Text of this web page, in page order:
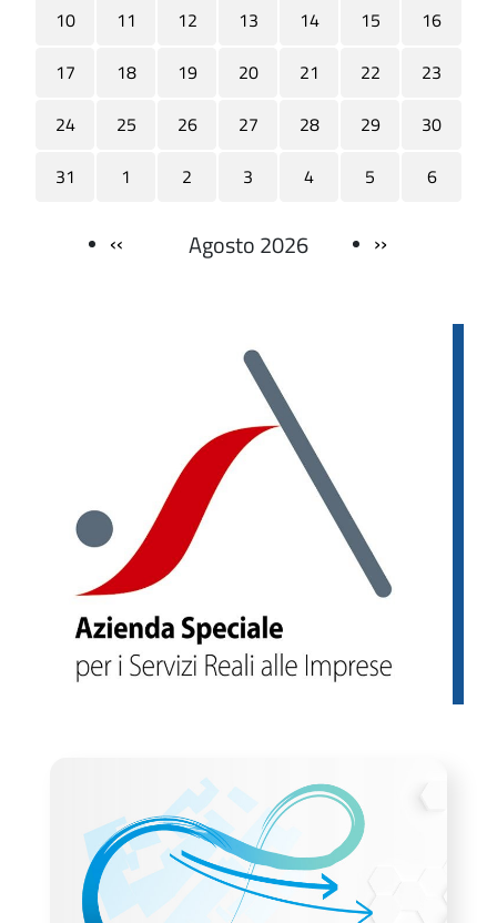
10
11 12 13 14 15
16
17
18 19 20 21 22
23
24
25 26 27 28 29
30
31
1 2 3 4 5 6
Paginazione
‹‹ ››
Agosto 2026